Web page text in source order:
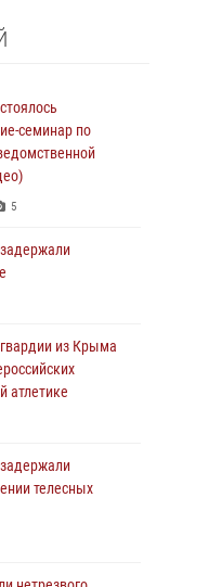
семинар по
5
из Крыма
атлетике
телесных